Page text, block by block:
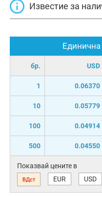
бр. USD
1 0.06370
10 0.05779
100 0.04914
500 0.04550
Показвай цените в
ВДст EUR USD
Известие за